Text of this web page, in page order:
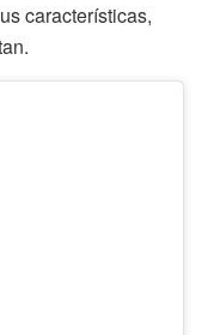
características,